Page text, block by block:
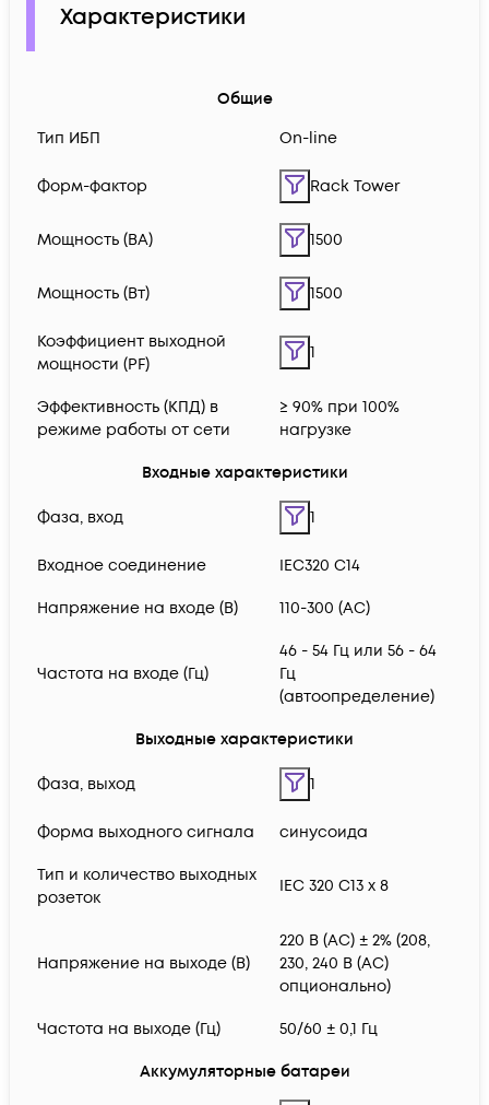
Характеристики
Общие
Тип ИБП
On-line
Форм-фактор Rack Tower
Мощность (ВА) 1500
Мощность (Вт) 1500
Коэффициент выходной
мощности (PF)
1
Эффективность (КПД) в
режиме работы от сети
≥ 90% при 100%
нагрузке
Входные характеристики
Фаза, вход 1
Входное соединение IEC320 C14
Напряжение на входе (В) 110-300 (AC)
Частота на входе (Гц)
46 - 54 Гц или 56 - 64
Гц
(автоопределение)
Выходные характеристики
Фаза, выход 1
Форма выходного сигнала синусоида
Тип и количество выходных
розеток
IEC 320 C13 x 8
Напряжение на выходе (В)
220 В (AC) ± 2% (208,
230, 240 В (AC)
опционально)
Частота на выходе (Гц) 50/60 ± 0,1 Гц
Аккумуляторные батареи